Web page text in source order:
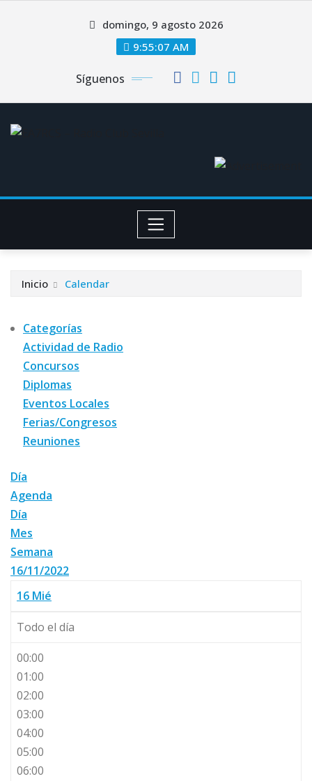
domingo, 9 agosto 2026
9:55:07 AM
Síguenos
Inicio Calendar
Categorías
Actividad de Radio
Concursos
Diplomas
Eventos Locales
Ferias/Congresos
Reuniones
Día
Agenda
Día
Mes
Semana
16/11/2022
16 Mié
Todo el día
00:00
01:00
02:00
03:00
04:00
05:00
06:00